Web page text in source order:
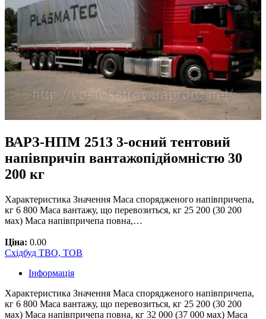
ВАРЗ-НПМ 2513 3-осний тентовий
напівпричіп вантажопідйомністю 30
200 кг
Характеристика Значення Маса спорядженого напівпричепа,
кг 6 800 Маса вантажу, що перевозиться, кг 25 200 (30 200
мах) Маса напівпричепа повна,…
Ціна: 0.00
Східбуд ТВО, ТОВ
Інформація
Характеристика Значення Маса спорядженого напівпричепа,
кг 6 800 Маса вантажу, що перевозиться, кг 25 200 (30 200
мах) Маса напівпричепа повна, кг 32 000 (37 000 мах) Маса